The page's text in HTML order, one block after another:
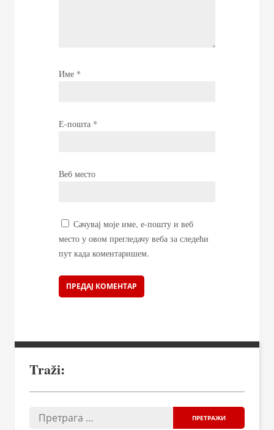
Име *
Е-пошта *
Веб место
Сачувај моје име, е-пошту и веб
место у овом прегледачу веба за следећи
пут када коментаришем.
Traži: